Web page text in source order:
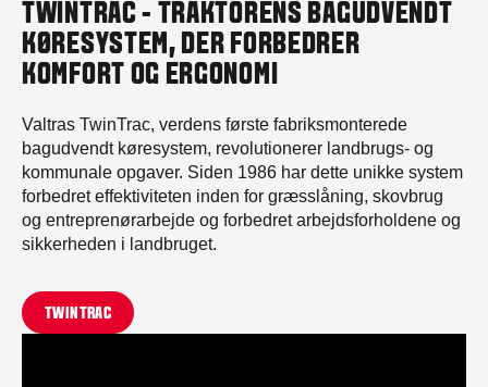
TWINTRAC - TRAKTORENS BAGUDVENDT
KØRESYSTEM, DER FORBEDRER
KOMFORT OG ERGONOMI
Valtras TwinTrac, verdens første fabriksmonterede
bagudvendt køresystem, revolutionerer landbrugs- og
kommunale opgaver. Siden 1986 har dette unikke system
forbedret effektiviteten inden for græsslåning, skovbrug
og entreprenørarbejde og forbedret arbejdsforholdene og
sikkerheden i landbruget.
TWINTRAC